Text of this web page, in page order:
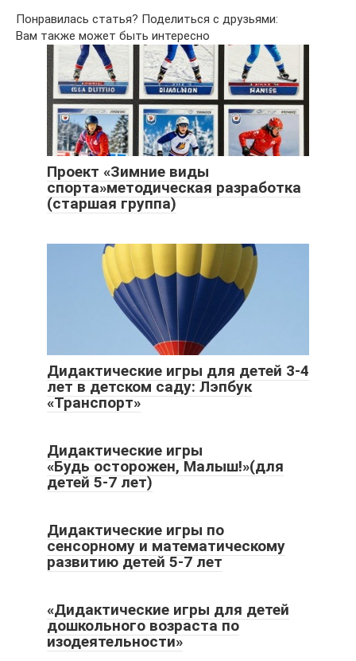
Понравилась статья? Поделиться с друзьями:
Вам также может быть интересно
Проект «Зимние виды
спорта»методическая разработка
(старшая группа)
Дидактические игры для детей 3-4
лет в детском саду: Лэпбук
«Транспорт»
Дидактические игры
«Будь осторожен, Малыш!»(для
детей 5-7 лет)
Дидактические игры по
сенсорному и математическому
развитию детей 5-7 лет
«Дидактические игры для детей
дошкольного возраста по
изодеятельности»